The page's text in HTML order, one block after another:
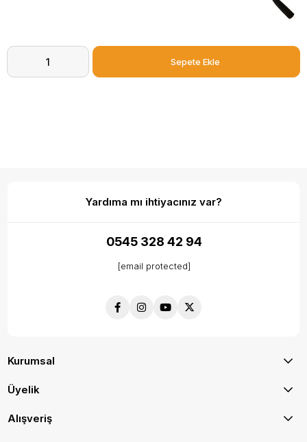
Yardıma mı ihtiyacınız var?
0545 328 42 94
[email protected]
Kurumsal
Üyelik
Alışveriş